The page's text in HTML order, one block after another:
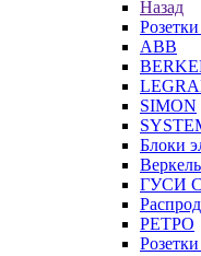
Назад
ABB
SIMON
Блоки
ГУСИ
РЕТРО